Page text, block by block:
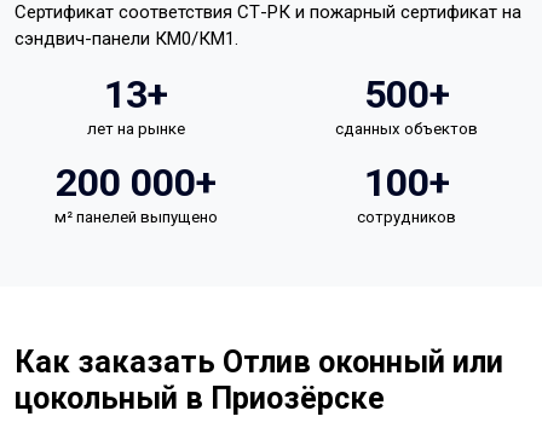
Сертификат соответствия СТ-РК и пожарный сертификат на
сэндвич-панели КМ0/КМ1.
13+
лет на рынке
500+
сданных объектов
200 000+
м² панелей выпущено
100+
сотрудников
Как заказать Отлив оконный или
цокольный в Приозёрске